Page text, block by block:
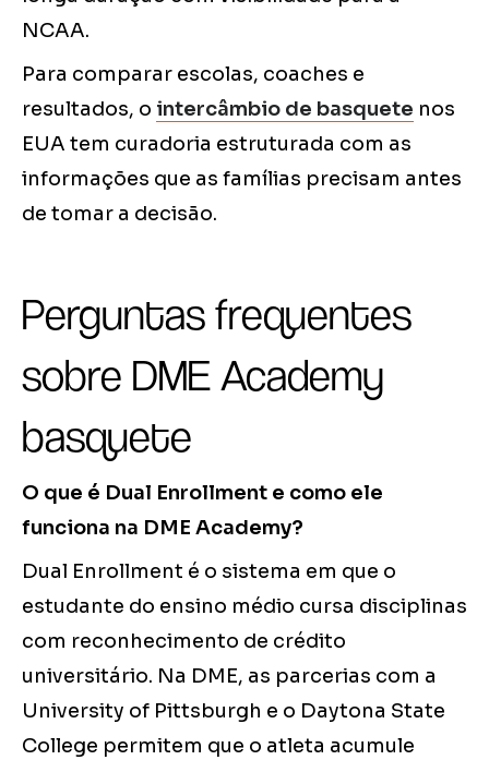
NCAA.
Para comparar escolas, coaches e
resultados, o intercâmbio de basquete nos
EUA tem curadoria estruturada com as
informações que as famílias precisam antes
de tomar a decisão.
Perguntas frequentes
sobre DME Academy
basquete
O que é Dual Enrollment e como ele
funciona na DME Academy?
Dual Enrollment é o sistema em que o
estudante do ensino médio cursa disciplinas
com reconhecimento de crédito
universitário. Na DME, as parcerias com a
University of Pittsburgh e o Daytona State
College permitem que o atleta acumule